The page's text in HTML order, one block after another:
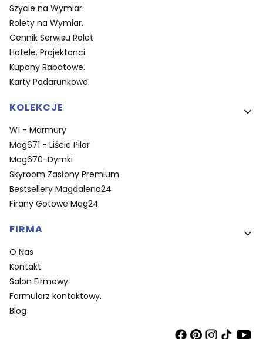
Szycie na Wymiar.
Rolety na Wymiar.
Cennik Serwisu Rolet
Hotele. Projektanci.
Kupony Rabatowe.
Karty Podarunkowe.
KOLEKCJE
W1 - Marmury
Mag671 - Liście Pilar
Mag670-Dymki
Skyroom Zasłony Premium
Bestsellery Magdalena24
Firany Gotowe Mag24
FIRMA
O Nas
Kontakt.
Salon Firmowy.
Formularz kontaktowy.
Blog